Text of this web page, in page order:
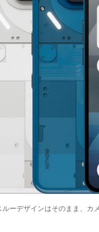
ーデザインはそのまま、カ